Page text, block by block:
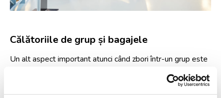
Călătoriile de grup și bagajele
Un alt aspect important atunci când zbori într-un grup este
în care trebuie organizate bagajele pentru mai mulți
pasageri, însă acest lucru poate deveni problematic atunci